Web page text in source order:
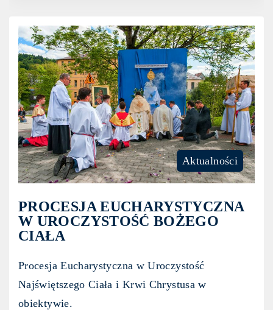
Aktualności
PROCESJA EUCHARYSTYCZNA
W UROCZYSTOŚĆ BOŻEGO
CIAŁA
Procesja Eucharystyczna w Uroczystość
Najświętszego Ciała i Krwi Chrystusa w
obiektywie.